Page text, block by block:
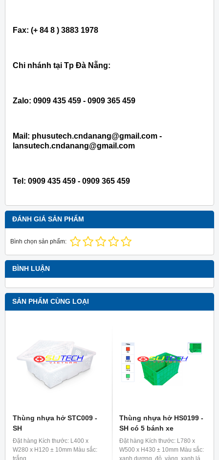
Fax: (+ 84 8 ) 3883 1978
Chi nhánh tại Tp Đà Nẵng:
Zalo: 0909 435 459 - 0909 365 459
Mail: phusutech.cndanang@gmail.com -
lansutech.cndanang@gmail.com
Tel: 0909 435 459 - 0909 365 459
ĐÁNH GIÁ SẢN PHẨM
Bình chọn sản phẩm:
BÌNH LUẬN
SẢN PHẨM CÙNG LOẠI
Thùng nhựa hở STC009 -
SH
Đặt hàng Kích thước: L400 x
W280 x H120 ± 10mm Màu sắc:
Thùng nhựa hở HS0199 -
SH có 5 bánh xe
Đặt hàng Kích thước: L780 x
W500 x H430 ± 10mm Màu sắc: